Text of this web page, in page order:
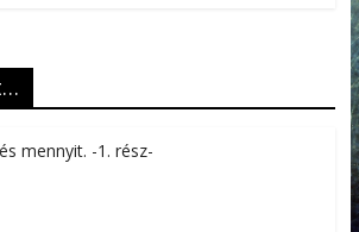
mennyit. -1. rész-